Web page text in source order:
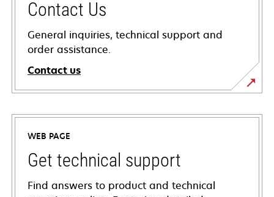
Contact Us
General inquiries, technical support and
order assistance.
Contact us
WEB PAGE
Get technical support
Find answers to product and technical